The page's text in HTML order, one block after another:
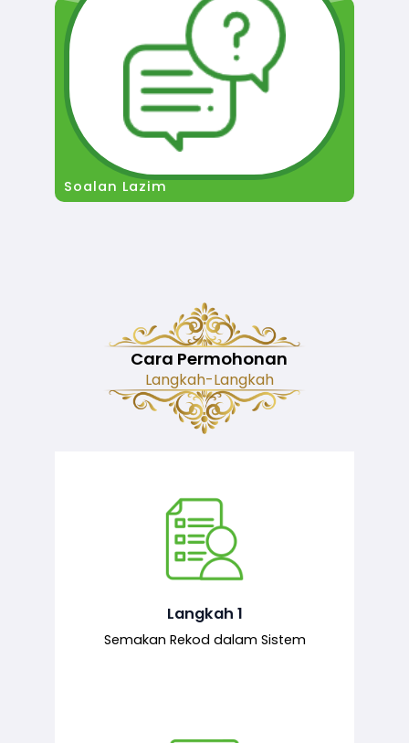
Soalan Lazim
Cara Permohonan
Langkah-Langkah
Langkah 1
Semakan Rekod dalam Sistem
Semakan ke atas sejarah permohonan
yang pernah dibuat oleh pemohon,